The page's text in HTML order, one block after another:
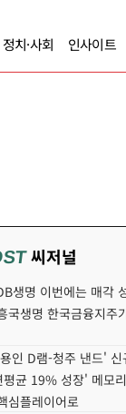
정치·사회 인사이트
씨저널
생명 이번에는 매각
국생명 한국금융지주
인 D램-청주 낸드'
균 19% 성장' 메모
심플레이어로